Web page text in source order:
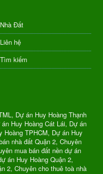
Nhà Đất
Liên hệ
Tìm kiếm
Dự án Huy Hoàng Thạnh
Huy Hoàng Cát Lái, Dự án
Hoàng TPHCM, Dự án Huy
nhà đất Quận 2, Chuyên
mua bán đất nền dự án
án Huy Hoàng Quận 2,
2, Chuyên cho thuê toà nhà